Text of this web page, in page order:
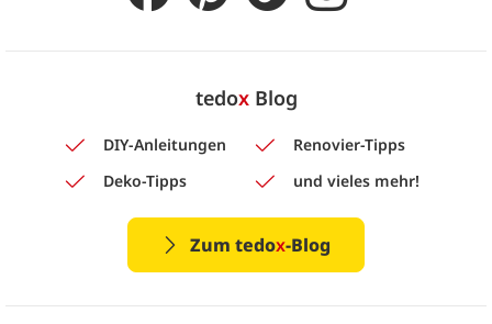
tedoxBlog
DIY-Anleitungen
Renovier-Tipps
Deko-Tipps
und vieles mehr!
Zum tedox-Blog